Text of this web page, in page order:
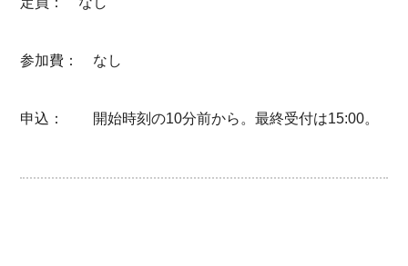
参加費： なし
申込： 開始時刻の10分前から。最終受付は15:00。